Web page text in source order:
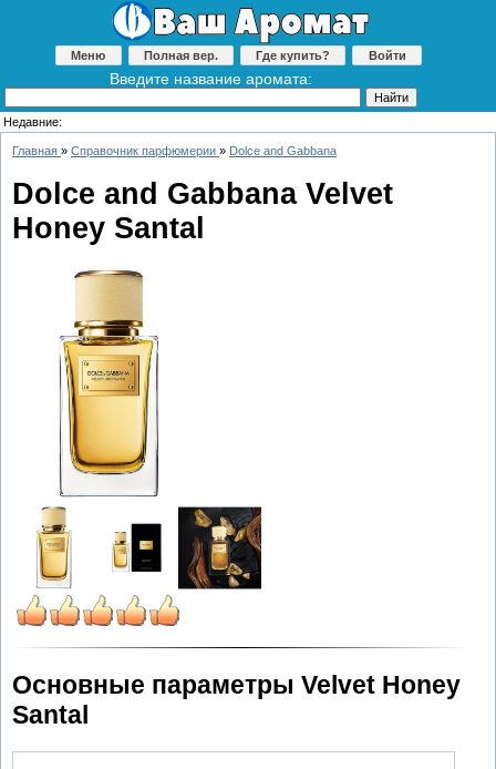
Меню Полная вер. Где купить? Войти
Введите название аромата:
Недавние:
Главная » Справочник парфюмерии » Dolce and Gabbana
Dolce and Gabbana Velvet
Honey Santal
Основные параметры Velvet Honey
Santal